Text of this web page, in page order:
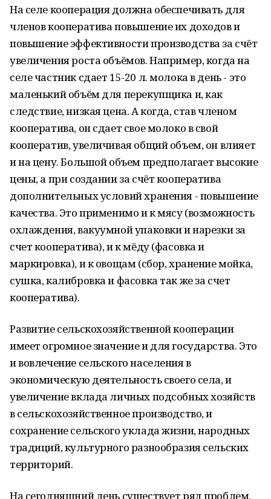
На селе кооперация должна обеспечивать для
членов кооператива повышение их доходов и
повышение эффективности производства за счёт
увеличения роста объёмов. Например, когда на
селе частник сдает 15-20 л. молока в день - это
маленький объём для перекупщика и, как
следствие, низкая цена. А когда, став членом
кооператива, он сдает свое молоко в свой
кооператив, увеличивая общий объем, он влияет
и на цену. Большой объем предполагает высокие
цены, а при создании за счёт кооператива
дополнительных условий хранения - повышение
качества. Это применимо и к мясу (возможность
охлаждения, вакуумной упаковки и нарезки за
счет кооператива), и к мёду (фасовка и
маркировка), и к овощам (сбор, хранение мойка,
сушка, калибровка и фасовка так же за счет
кооператива).
Развитие сельскохозяйственной кооперации
имеет огромное значение и для государства. Это
и вовлечение сельского населения в
экономическую деятельность своего села, и
увеличение вклада личных подсобных хозяйств
в сельскохозяйственное производство, и
сохранение сельского уклада жизни, народных
традиций, культурного разнообразия сельских
территорий.
На сегодняшний день существует ряд проблем,